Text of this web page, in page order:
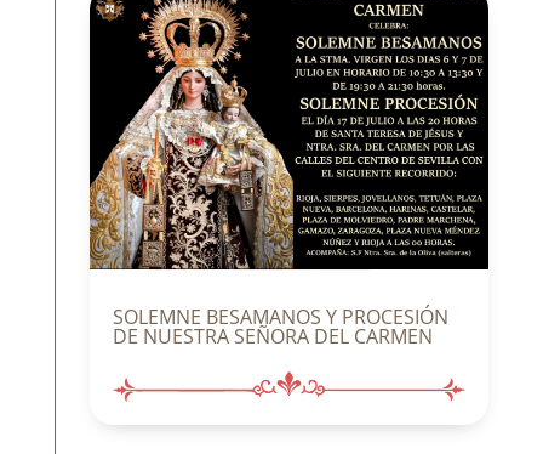
SOLEMNE BESAMANOS Y PROCESIÓN
DE NUESTRA SEÑORA DEL CARMEN